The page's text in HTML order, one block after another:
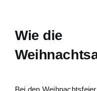
Wie die